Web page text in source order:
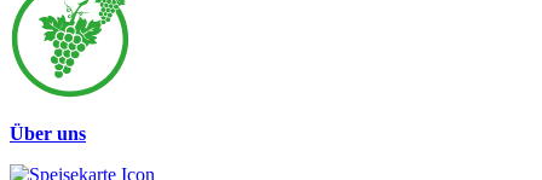
Über uns